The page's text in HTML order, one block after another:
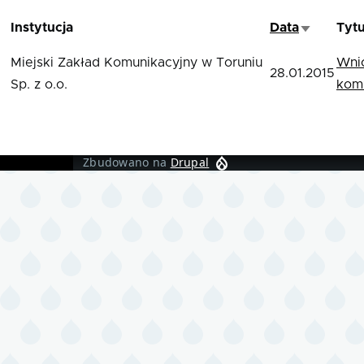
Instytucja DataSortuj
Miejski Zakład Komunikacyjny w Toruniu
Sp. z o.o.
28.01.2015
Zbudowano na Drupal